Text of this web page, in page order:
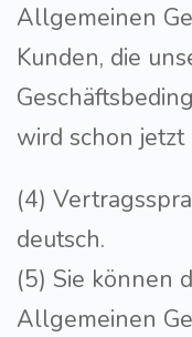
Allgemeinen
Kunden, die
wird schon
(4)
deutsch.
(5) Sie können
Allgemeinen